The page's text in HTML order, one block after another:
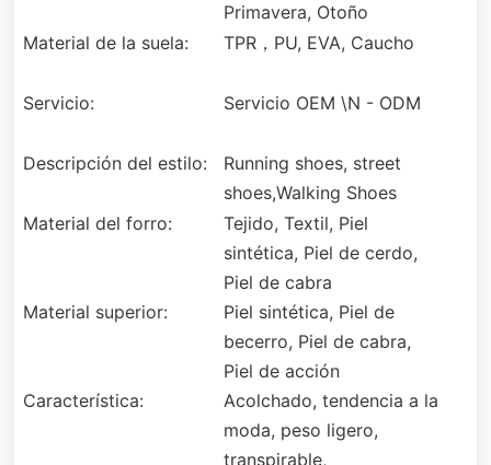
Primavera, Otoño
Material de la suela:
TPR，PU, EVA, Caucho
Servicio: Servicio OEM \N - ODM
Descripción del estilo:
Running shoes, street
shoes,Walking Shoes
Material del forro:
Tejido, Textil, Piel
sintética, Piel de cerdo,
Piel de cabra
Material superior:
Piel sintética, Piel de
becerro, Piel de cabra,
Piel de acción
Característica:
Acolchado, tendencia a la
moda, peso ligero,
transpirable,